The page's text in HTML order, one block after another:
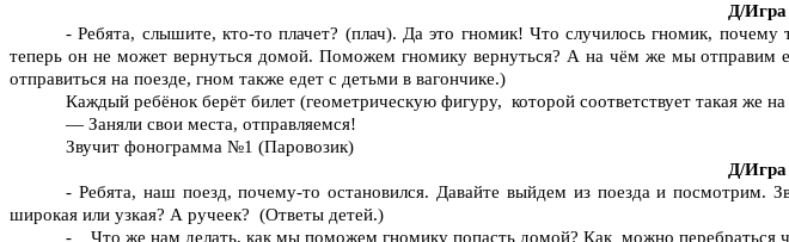
Д/Игра
- Ребята, слышите, кто-то плачет? (плач). Да это гномик! Что случилось гномик,
теперь он не может вернуться домой. Поможем гномику вернуться? А на чём же мы отправим
отправиться на поезде, гном также едет с детьми в вагончике.)
Каждый ребёнок берёт билет (геометрическую фигуру, которой соответствует такая же на
— Заняли свои места, отправляемся!
Звучит фонограмма №1 (Паровозик)
Д/Игра
- Ребята, наш поезд, почему-то остановился. Давайте выйдем из поезда и
широкая или узкая? А ручеек? (Ответы детей.)
- Что же нам делать, как мы поможем гномику попасть домой? Как можно перебраться